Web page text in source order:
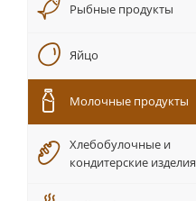
Рыбные продукты
Яйцо
Молочные продукты
Хлебобулочные и
кондитерские изделия